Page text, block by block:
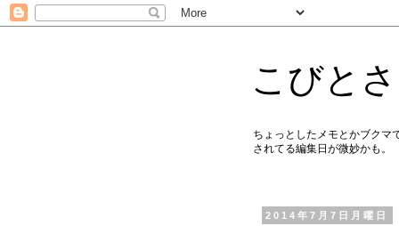
こびと
ちょっとしたメモとかブクマ
されてる編集日が微妙かも。
2014年7月7日月曜日